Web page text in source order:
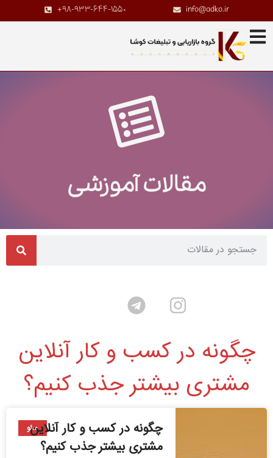
info@adko.ir
+98-933-644-1550
مقالات آموزشی
چگونه در کسب و کار آنلاین
مشتری بیشتر جذب کنیم؟
سئو
چگونه در کسب و کار آنلاین
مشتری بیشتر جذب کنیم؟